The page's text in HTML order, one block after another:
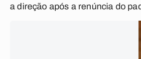
a direção após a renúncia do